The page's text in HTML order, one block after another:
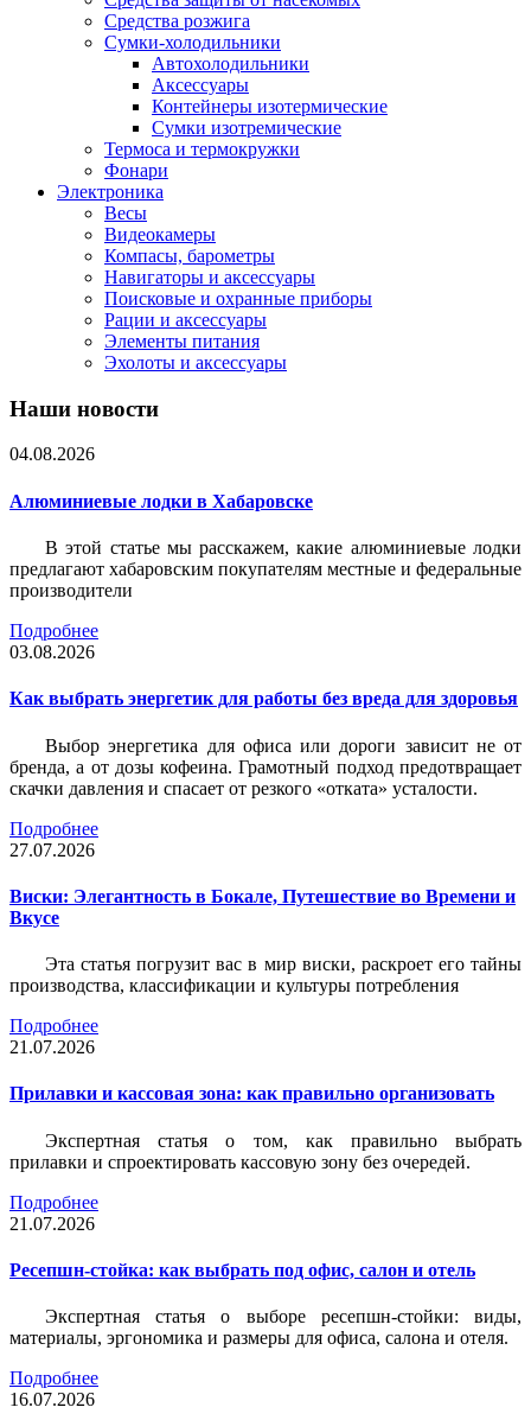
Средства розжига
Сумки-холодильники
Автохолодильники
Аксессуары
Контейнеры изотермические
Сумки изотремические
Термоса и термокружки
Фонари
Электроника
Весы
Видеокамеры
Компасы, барометры
Навигаторы и аксессуары
Поисковые и охранные приборы
Рации и аксессуары
Элементы питания
Эхолоты и аксессуары
Наши новости
04.08.2026
Алюминиевые лодки в Хабаровске
В этой статье мы расскажем, какие алюминиевые лодки
предлагают хабаровским покупателям местные и федеральные
производители
Подробнее
03.08.2026
Как выбрать энергетик для работы без вреда для здоровья
Выбор энергетика для офиса или дороги зависит не от
бренда, а от дозы кофеина. Грамотный подход предотвращает
скачки давления и спасает от резкого «отката» усталости.
Подробнее
27.07.2026
Виски: Элегантность в Бокале, Путешествие во Времени и
Вкусе
Эта статья погрузит вас в мир виски, раскроет его тайны
производства, классификации и культуры потребления
Подробнее
21.07.2026
Прилавки и кассовая зона: как правильно организовать
Экспертная статья о том, как правильно выбрать
прилавки и спроектировать кассовую зону без очередей.
Подробнее
21.07.2026
Ресепшн-стойка: как выбрать под офис, салон и отель
Экспертная статья о выборе ресепшн-стойки: виды,
материалы, эргономика и размеры для офиса, салона и отеля.
Подробнее
16.07.2026